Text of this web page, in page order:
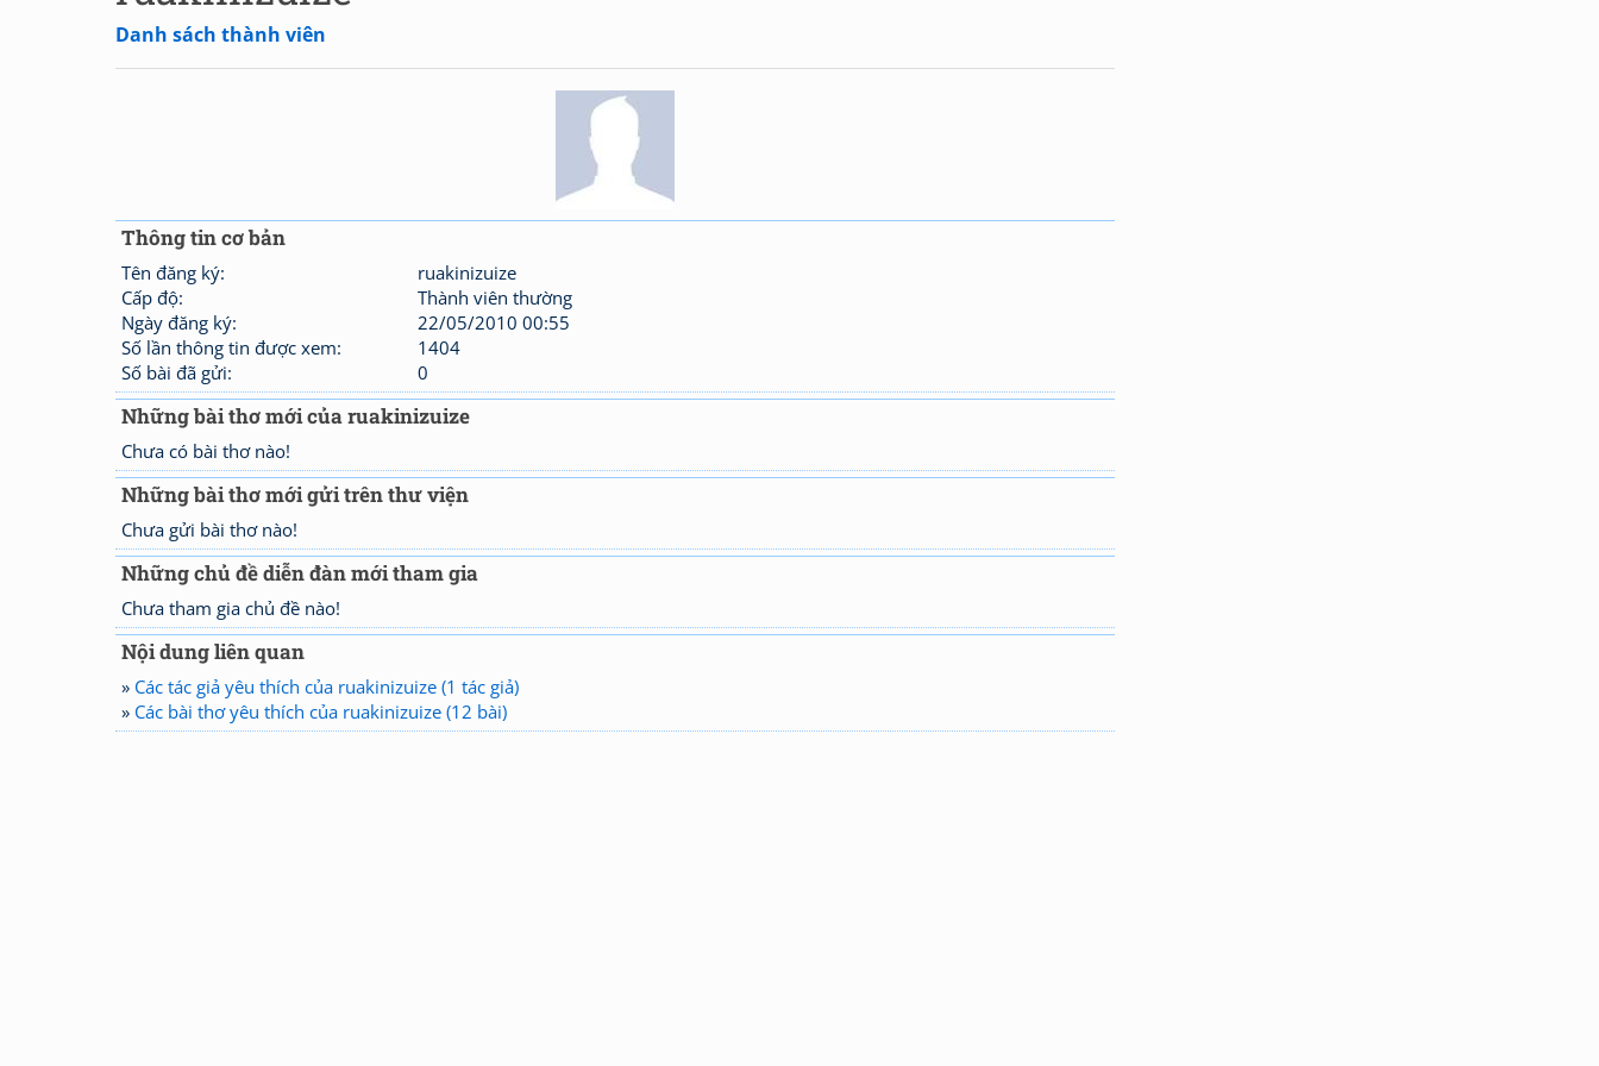
Danh sách thành viên
Thông tin cơ bản
Tên đăng ký:
ruakinizuize
Cấp độ:
Thành viên thường
Ngày đăng ký:
22/05/2010 00:55
Số lần thông tin được xem:
1404
Số bài đã gửi:
0
Những bài thơ mới của ruakinizuize
Chưa có bài thơ nào!
Những bài thơ mới gửi trên thư viện
Chưa gửi bài thơ nào!
Những chủ đề diễn đàn mới tham gia
Chưa tham gia chủ đề nào!
Nội dung liên quan
» Các tác giả yêu thích của ruakinizuize (1 tác giả)
» Các bài thơ yêu thích của ruakinizuize (12 bài)